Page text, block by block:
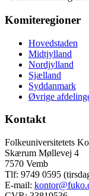
Komiteregioner
Hovedstaden
Midtjylland
Nordjylland
Sjælland
Syddanmark
Øvrige
Kontakt
Folkeuniversitetets
Skærum Møllevej 4
7570 Vemb
Tlf: 9749 0595
E-mail: